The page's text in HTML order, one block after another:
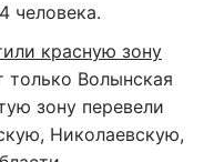
человека.
красную зону
только Волынская
зону перевели
Николаевскую,